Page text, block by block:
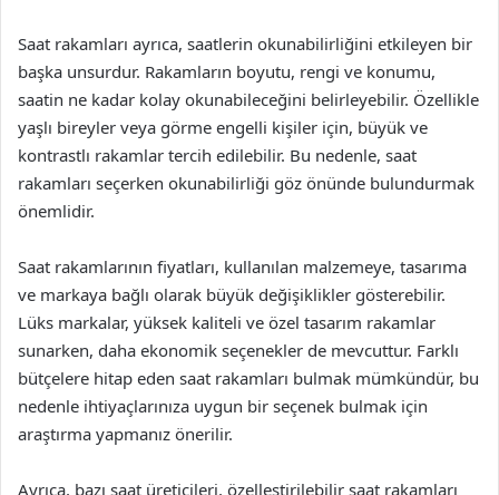
Saat rakamları ayrıca, saatlerin okunabilirliğini etkileyen bir
başka unsurdur. Rakamların boyutu, rengi ve konumu,
saatin ne kadar kolay okunabileceğini belirleyebilir. Özellikle
yaşlı bireyler veya görme engelli kişiler için, büyük ve
kontrastlı rakamlar tercih edilebilir. Bu nedenle, saat
rakamları seçerken okunabilirliği göz önünde bulundurmak
önemlidir.
Saat rakamlarının fiyatları, kullanılan malzemeye, tasarıma
ve markaya bağlı olarak büyük değişiklikler gösterebilir.
Lüks markalar, yüksek kaliteli ve özel tasarım rakamlar
sunarken, daha ekonomik seçenekler de mevcuttur. Farklı
bütçelere hitap eden saat rakamları bulmak mümkündür, bu
nedenle ihtiyaçlarınıza uygun bir seçenek bulmak için
araştırma yapmanız önerilir.
Ayrıca, bazı saat üreticileri, özelleştirilebilir saat rakamları